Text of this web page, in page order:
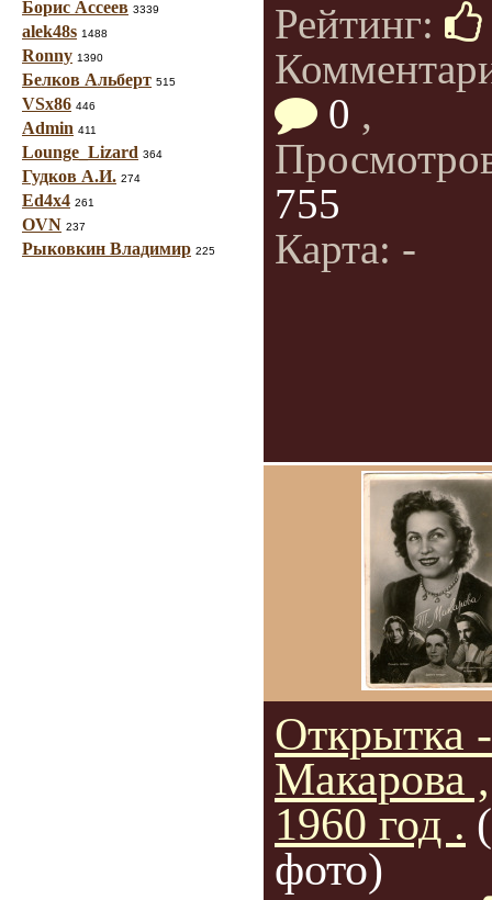
Борис Ассеев 3339
alek48s 1488
Ronny 1390
Белков Альберт 515
VSx86 446
Admin 411
Lounge_Lizard 364
Гудков А.И. 274
Ed4x4 261
OVN 237
Рыковкин Владимир 225
Рейтинг:
0 ,
755
Карта: -
Открытка
Макарова ,
1960 год .
фото)